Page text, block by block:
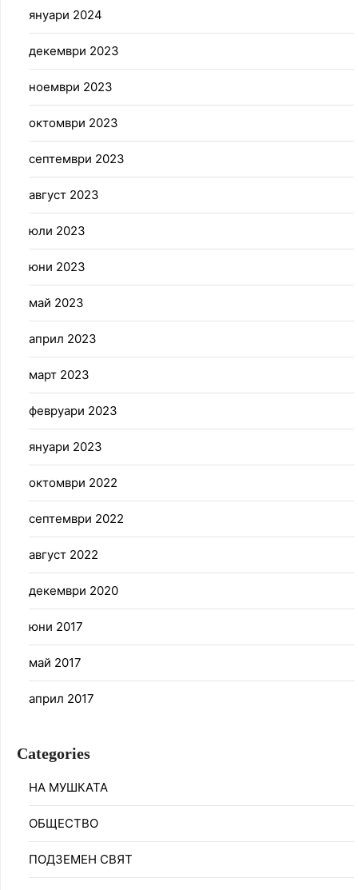
януари 2024
декември 2023
ноември 2023
октомври 2023
септември 2023
август 2023
юли 2023
юни 2023
май 2023
април 2023
март 2023
февруари 2023
януари 2023
октомври 2022
септември 2022
август 2022
декември 2020
юни 2017
май 2017
април 2017
Categories
НА МУШКАТА
ОБЩЕСТВО
ПОДЗЕМЕН СВЯТ